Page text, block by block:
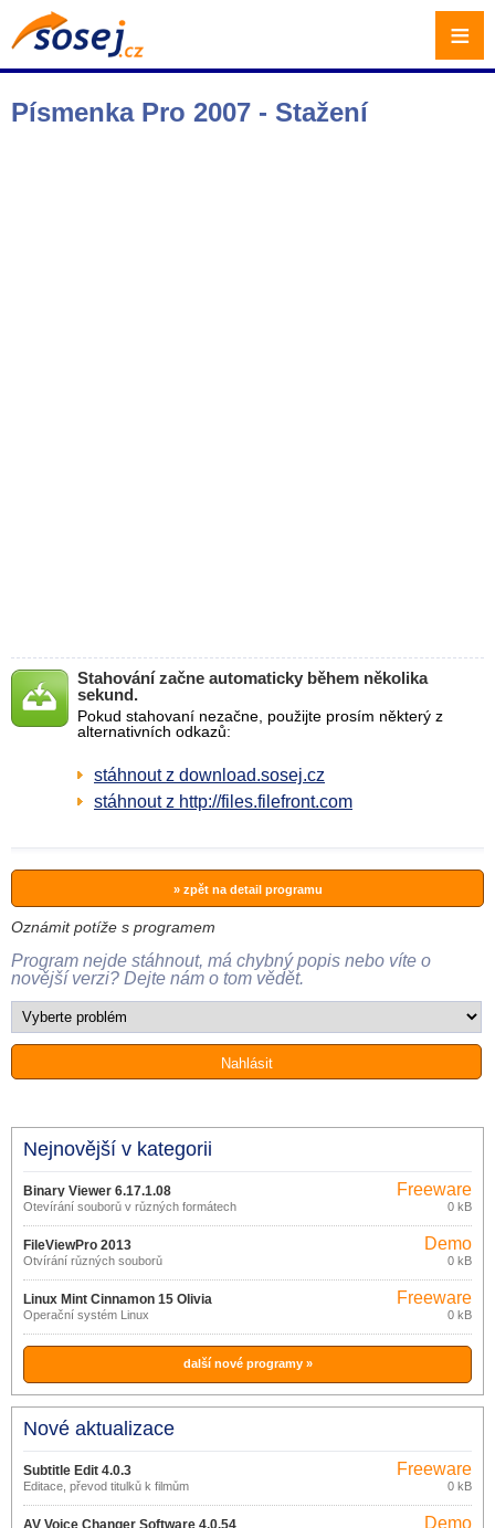
Písmenka Pro 2007 - Stažení
Stahování začne automaticky během několika
sekund.
Pokud stahovaní nezačne, použijte prosím některý z
alternativních odkazů:
stáhnout z download.sosej.cz
stáhnout z http://files.filefront.com
» zpět na detail programu
Oznámit potíže s programem
Program nejde stáhnout, má chybný popis nebo víte o
novější verzi? Dejte nám o tom vědět.
Nejnovější v kategorii
Binary Viewer 6.17.1.08
Otevírání souborů v různých formátech
Freeware
0 kB
FileViewPro 2013
Otvírání různých souborů
Demo
0 kB
Linux Mint Cinnamon 15 Olivia
Operační systém Linux
Freeware
0 kB
další nové programy »
Nové aktualizace
Subtitle Edit 4.0.3
Editace, převod titulků k filmům
Freeware
0 kB
AV Voice Changer Software 4.0.54 Demo
≡